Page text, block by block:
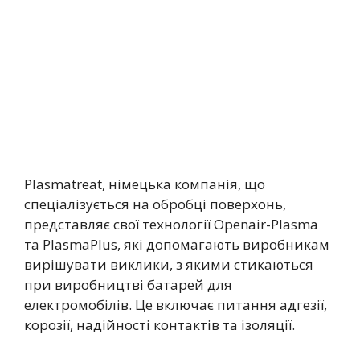
Plasmatreat, німецька компанія, що
спеціалізується на обробці поверхонь,
представляє свої технології Openair-Plasma
та PlasmaPlus, які допомагають виробникам
вирішувати виклики, з якими стикаються
при виробництві батарей для
електромобілів. Це включає питання адгезії,
корозії, надійності контактів та ізоляції.